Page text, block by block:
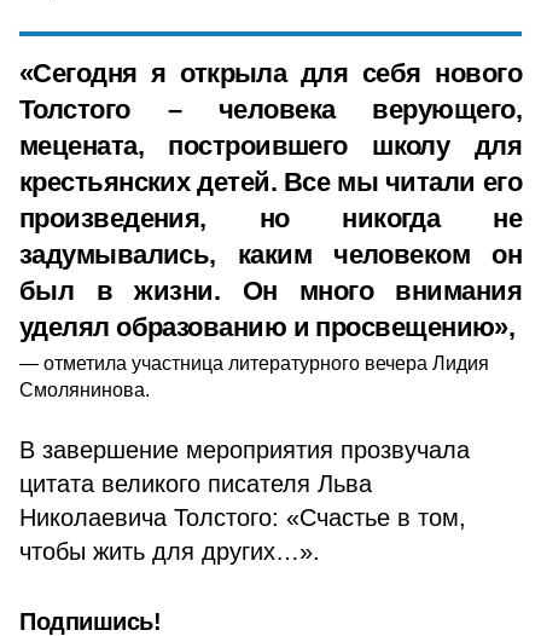
«Сегодня я открыла для себя нового
Толстого – человека верующего,
мецената, построившего школу для
крестьянских детей. Все мы читали его
произведения, но никогда не
задумывались, каким человеком он
был в жизни. Он много внимания
уделял образованию и просвещению»,
отметила участница литературного вечера Лидия
Смолянинова.
В завершение мероприятия прозвучала
цитата великого писателя Льва
Николаевича Толстого: «Счастье в том,
чтобы жить для других…».
Подпишись!